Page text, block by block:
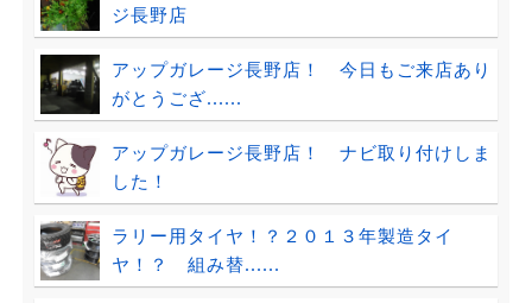
ジ長野店
アップガレージ長野店！ 今日もご来店あり
がとうござ......
アップガレージ長野店！ ナビ取り付けしま
した！
ラリー用タイヤ！？２０１３年製造タイ
ヤ！？ 組み替......